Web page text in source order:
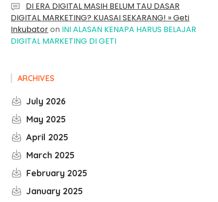
DI ERA DIGITAL MASIH BELUM TAU DASAR
DIGITAL MARKETING? KUASAI SEKARANG! » Geti
Inkubatoron INI ALASAN KENAPA HARUS BELAJAR
DIGITAL MARKETING DI GETI
ARCHIVES
July 2026
May 2025
April 2025
March 2025
February 2025
January 2025